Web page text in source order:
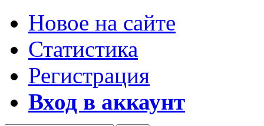
Новое на сайте
Статистика
Регистрация
Вход в аккаунт